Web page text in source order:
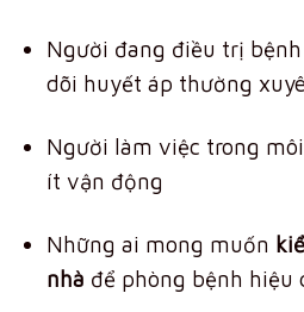
Người đang điều trị
dõi huyết áp thường
Người làm việc trong
ít vận động
Những ai mong muốn
nhà để phòng bệnh hiệu